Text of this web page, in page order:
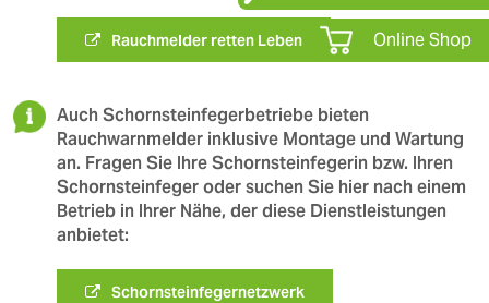
Rauchmelder retten Leben
Auch Schornsteinfegerbetriebe bieten
Rauchwarnmelder inklusive Montage und Wartung
an. Fragen Sie Ihre Schornsteinfegerin bzw. Ihren
Schornsteinfeger oder suchen Sie hier nach einem
Betrieb in Ihrer Nähe, der diese Dienstleistungen
anbietet:
Schornsteinfegernetzwerk
Online Shop